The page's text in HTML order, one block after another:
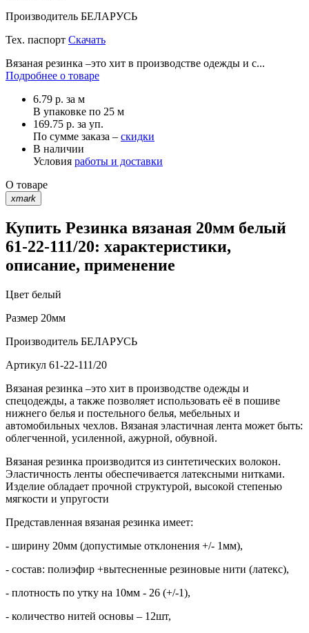
Производитель БЕЛАРУСЬ
Тех. паспорт Скачать
Вязаная резинка –это хит в производстве одежды и с...
Подробнее о товаре
6.79 р. за м
В упаковке по 25 м
169.75 р. за уп.
По сумме заказа – скидки
В наличии
Условия работы и доставки
О товаре
xmark
Купить Резинка вязаная 20мм белый
61-22-111/20: характеристики,
описание, применение
Цвет белый
Размер 20мм
Производитель БЕЛАРУСЬ
Артикул 61-22-111/20
Вязаная резинка –это хит в производстве одежды и
спецодежды, а также позволяет использовать её в пошиве
нижнего белья и постельного белья, мебельных и
автомобильных чехлов. Вязаная эластичная лента может быть:
облегченной, усиленной, ажурной, обувной.
Вязаная резинка производится из синтетических волокон.
Эластичность ленты обеспечивается латексными нитками.
Изделие обладает прочной структурой, высокой степенью
мягкости и упругости
Представленная вязаная резинка имеет:
- ширину 20мм (допустимые отклонения +/- 1мм),
- состав: полиэфир +вытесненные резиновые нити (латекс),
- плотность по утку на 10мм - 26 (+/-1),
- количество нитей основы – 12шт,